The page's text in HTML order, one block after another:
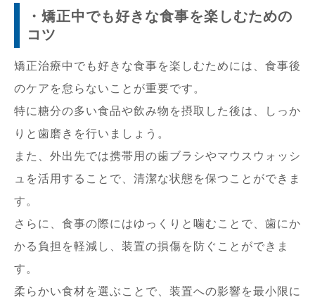
・矯正中でも好きな食事を楽しむための
コツ
矯正治療中でも好きな食事を楽しむためには、食事後
のケアを怠らないことが重要です。
特に糖分の多い食品や飲み物を摂取した後は、しっか
りと歯磨きを行いましょう。
また、外出先では携帯用の歯ブラシやマウスウォッシ
ュを活用することで、清潔な状態を保つことができま
す。
さらに、食事の際にはゆっくりと噛むことで、歯にか
かる負担を軽減し、装置の損傷を防ぐことができま
す。
柔らかい食材を選ぶことで、装置への影響を最小限に